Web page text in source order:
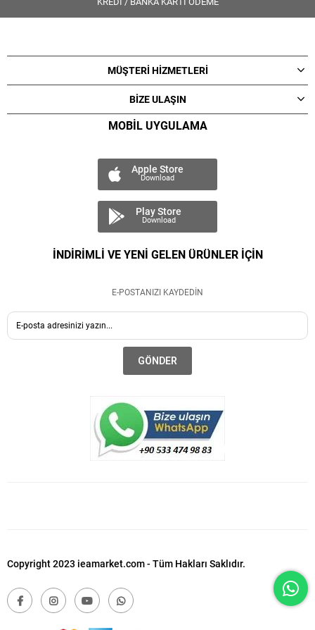
MÜŞTERİ HİZMETLERİ
BİZE ULAŞIN
MOBİL UYGULAMA
Apple Store
Download
Play Store
Download
İNDİRİMLİ VE YENİ GELEN ÜRÜNLER İÇİN
E-POSTANIZI KAYDEDİN
GÖNDER
Copyright 2023 ieamarket.com - Tüm Hakları Saklıdır.